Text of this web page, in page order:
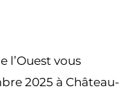
l’Ouest vous
2025 à Château-